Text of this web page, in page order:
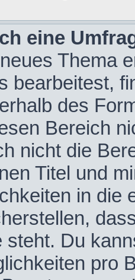
eine
Thema
bearbeitest,
des
Bereich
nicht die
Titel und
in die
steht. Du
pro